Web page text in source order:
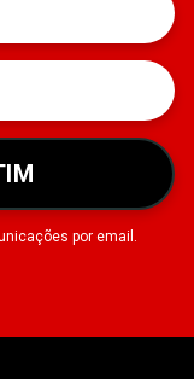
por email.